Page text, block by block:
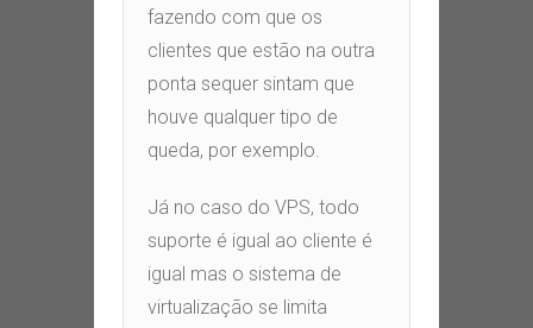
fazendo com que os
clientes que estão na outra
ponta sequer sintam que
houve qualquer tipo de
queda, por exemplo.
Já no caso do VPS, todo
suporte é igual ao cliente é
igual mas o sistema de
virtualização se limita